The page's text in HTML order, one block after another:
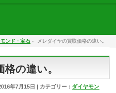
ンド・宝石 » メレダイヤの買取価格の違い。
の違い。
年7月15日 カテゴリー : ダイヤモン